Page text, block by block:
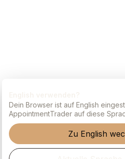
Dein Browser ist auf English
AppointmentTrader auf diese
Zu English